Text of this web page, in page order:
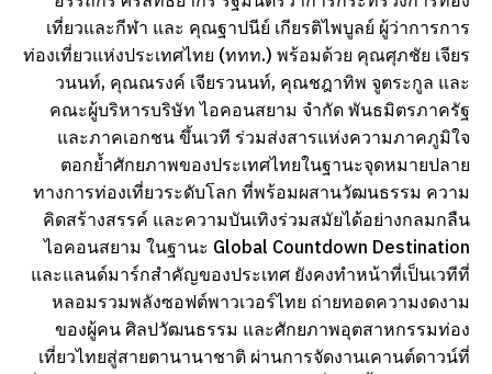
เที่ยวและกีฬา และ คุณฐาปนีย์ เกียรติไพบูลย์ ผู้ว่าการการ
ท่องเที่ยวแห่งประเทศไทย (ททท.) พร้อมด้วย คุณศุภชัย เจียร
วนนท์, คุณณรงค์ เจียรวนนท์, คุณชฎาทิพ จูตระกูล และ
คณะผู้บริหารบริษัท ไอคอนสยาม จำกัด พันธมิตรภาครัฐ
และภาคเอกชน ขึ้นเวที ร่วมส่งสารแห่งความภาคภูมิใจ
ตอกย้ำศักยภาพของประเทศไทยในฐานะจุดหมายปลาย
ทางการท่องเที่ยวระดับโลก ที่พร้อมผสานวัฒนธรรม ความ
คิดสร้างสรรค์ และความบันเทิงร่วมสมัยได้อย่างกลมกลืน
ไอคอนสยาม ในฐานะ Global Countdown Destination
และแลนด์มาร์กสำคัญของประเทศ ยังคงทำหน้าที่เป็นเวทีที่
หลอมรวมพลังซอฟต์พาวเวอร์ไทย ถ่ายทอดความงดงาม
ของผู้คน ศิลปวัฒนธรรม และศักยภาพอุตสาหกรรมท่อง
เที่ยวไทยสู่สายตานานาชาติ ผ่านการจัดงานเคานต์ดาวน์ที่